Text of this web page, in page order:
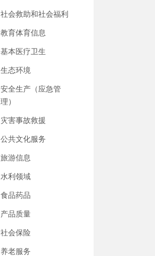
社会救助和社会福利
教育体育信息
基本医疗卫生
生态环境
安全生产（应急管
理）
灾害事故救援
公共文化服务
旅游信息
水利领域
食品药品
产品质量
社会保险
养老服务